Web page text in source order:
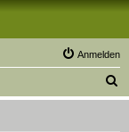
Anmelden
u